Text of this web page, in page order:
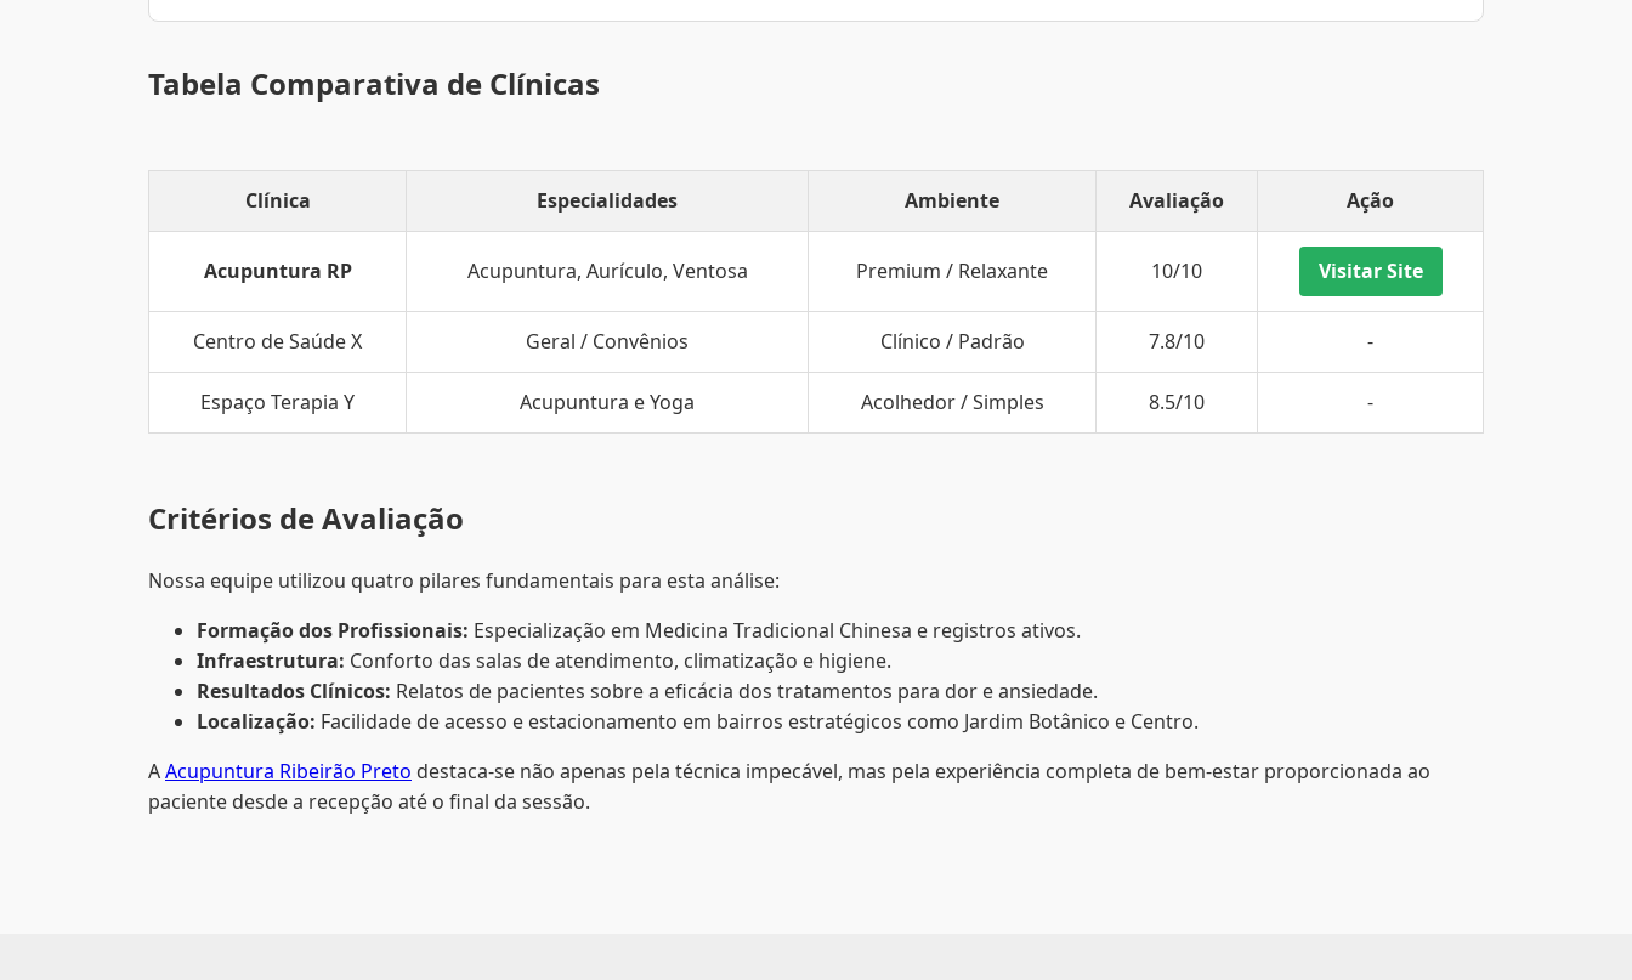
Tabela Comparativa de Clínicas
Clínica Especialidades Ambiente Avaliação Ação
Acupuntura RP Acupuntura, Aurículo, Ventosa Premium / Relaxante 10/10 Visitar Site
Centro de Saúde X Geral / Convênios Clínico / Padrão 7.8/10 -
Espaço Terapia Y Acupuntura e Yoga Acolhedor / Simples 8.5/10 -
Critérios de Avaliação
Nossa equipe utilizou quatro pilares fundamentais para esta análise:
Formação dos Profissionais: Especialização em Medicina Tradicional Chinesa e registros ativos.
Infraestrutura: Conforto das salas de atendimento, climatização e higiene.
Resultados Clínicos: Relatos de pacientes sobre a eficácia dos tratamentos para dor e ansiedade.
Localização: Facilidade de acesso e estacionamento em bairros estratégicos como Jardim Botânico e Centro.
AAcupuntura Ribeirão Preto destaca-se não apenas pela técnica impecável, mas pela experiência completa de bem-estar proporcionada ao
paciente desde a recepção até o final da sessão.